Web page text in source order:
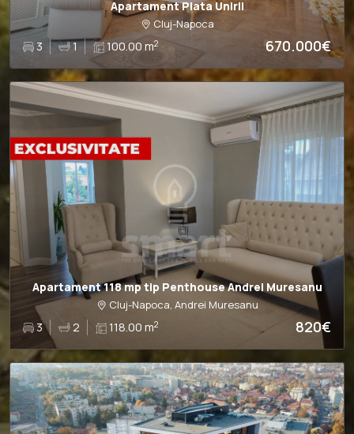
Apartament Piata Unirii
Cluj-Napoca
3 1 100.00 m2 670.000€
Apartament 118 mp tip Penthouse Andrei Muresanu
Cluj-Napoca, Andrei Muresanu
3 2 118.00 m2 820€